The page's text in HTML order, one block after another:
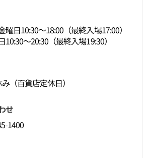
曜日10:30～18:00（最終入場17:00）
10:30～20:30（最終入場19:30）
（百貨店定休日）
せ
1400